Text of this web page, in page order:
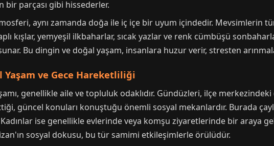
bir parçası gibi hissederler.
aynı zamanda doğa ile iç içe bir uyum içindedir. Mevsimlerin
kışlar, yemyeşil ilkbaharlar, sıcak yazlar ve renk cümbüşü
Bu dingin ve doğal yaşam, insanlara huzur verir, stresten
Yaşam ve Gece Hareketliliği
genellikle aile ve topluluk odaklıdır. Gündüzleri, ilçe
güncel konuları konuştuğu önemli sosyal mekanlardır. Burada
ise genellikle evlerinde veya komşu ziyaretlerinde bir araya
sosyal dokusu, bu tür samimi etkileşimlerle örülüdür.